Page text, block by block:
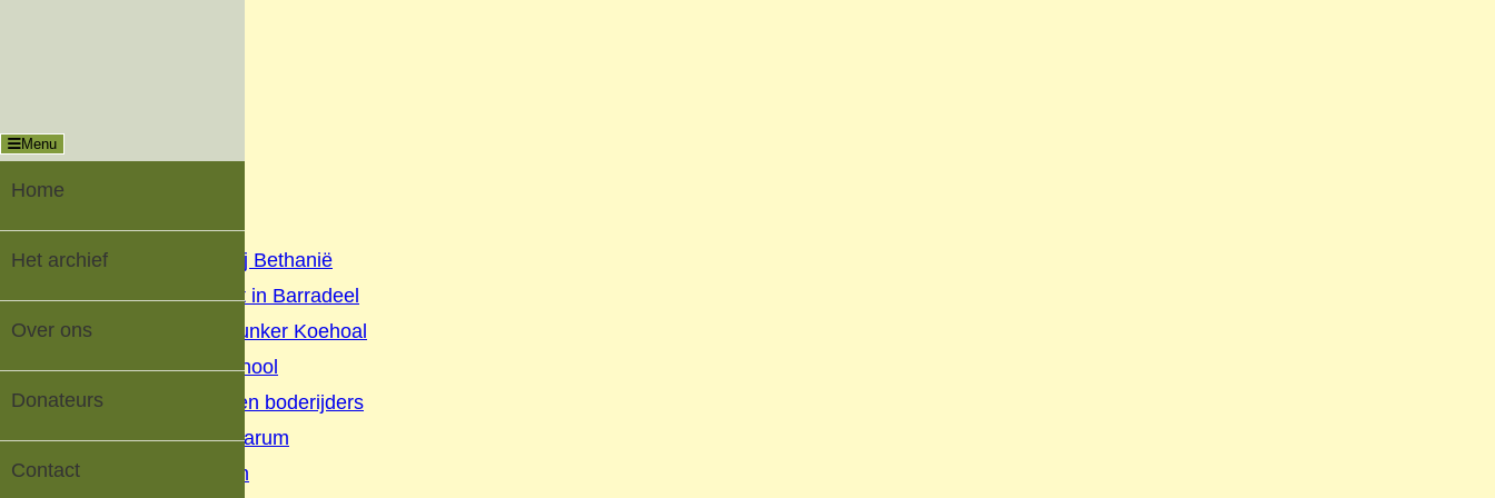
Home
Het archief
▼
Geschiedenis Nij Bethanië
Oorlog en verzet in Barradeel
Geschiedenis Bunker Koehoal
Buurtschap Koehool
Beurtschippers en boderijders
Kaatsen Tzummarum
V.V. Tzummarum
Menu
Home
Het archief
Over ons
Donateurs
Contact